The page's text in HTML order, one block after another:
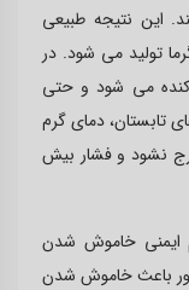
این نتیجه طبیعی
تولید می شود. در
می شود و حتی
تابستان، دمای گرم
نشود و فشار بیش
ایمنی خاموش شدن
باعث خاموش شدن